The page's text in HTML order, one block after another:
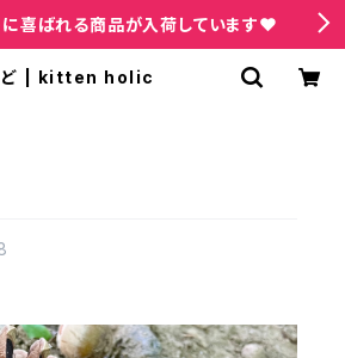
に喜ばれる商品が入荷しています❤
ど | kitten holic